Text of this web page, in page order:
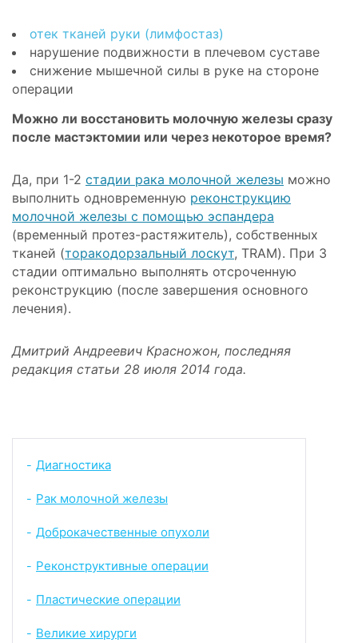
отек тканей руки (лимфостаз)
нарушение подвижности в плечевом суставе
снижение мышечной силы в руке на стороне
операции
Можно ли восстановить молочную железы сразу
после мастэктомии или через некоторое время?
Да, при 1-2 стадии рака молочной железы можно
выполнить одновременную реконструкцию
молочной железы с помощью эспандера
(временный протез-растяжитель), собственных
тканей (торакодорзальный лоскут, TRAM). При 3
стадии оптимально выполнять отсроченную
реконструкцию (после завершения основного
лечения).
Дмитрий Андреевич Красножон, последняя
редакция статьи 28 июля 2014 года.
- Диагностика
- Рак молочной железы
- Доброкачественные опухоли
- Реконструктивные операции
- Пластические операции
- Великие хирурги